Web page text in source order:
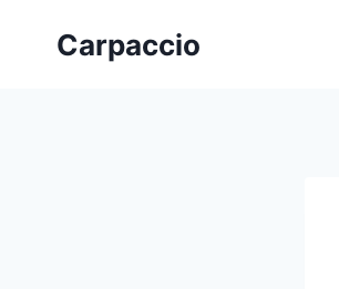
Carpaccio